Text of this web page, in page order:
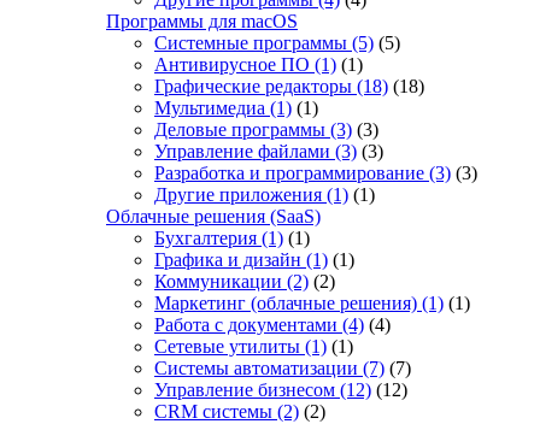
Программы для macOS
Системные программы (5) (5)
Антивирусное ПО (1) (1)
Графические редакторы (18) (18)
Мультимедиа (1) (1)
Деловые программы (3) (3)
Управление файлами (3) (3)
Разработка и программирование (3) (3)
Другие приложения (1) (1)
Облачные решения (SaaS)
Бухгалтерия (1) (1)
Графика и дизайн (1) (1)
Коммуникации (2) (2)
Маркетинг (облачные решения) (1) (1)
Работа с документами (4) (4)
Сетевые утилиты (1) (1)
Системы автоматизации (7) (7)
Управление бизнесом (12) (12)
CRM системы (2) (2)